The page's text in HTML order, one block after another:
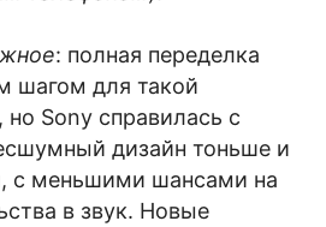
: полная переделка
шагом для такой
Sony справилась с
дизайн тоньше и
с меньшими шансами на
в звук. Новые